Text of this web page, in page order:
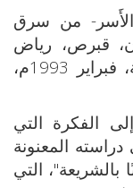
الأَسر- من سرق
قبرص، رياض
الريس للكتب والنشر، الطبعة الثانية، فبراير 1993م،
الفكرة التي
المعنونة
بالشريعة"، التي